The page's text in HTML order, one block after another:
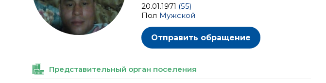
20.01.1971 (55)
Пол Мужской
Отправить обращение
Представительный орган поселения